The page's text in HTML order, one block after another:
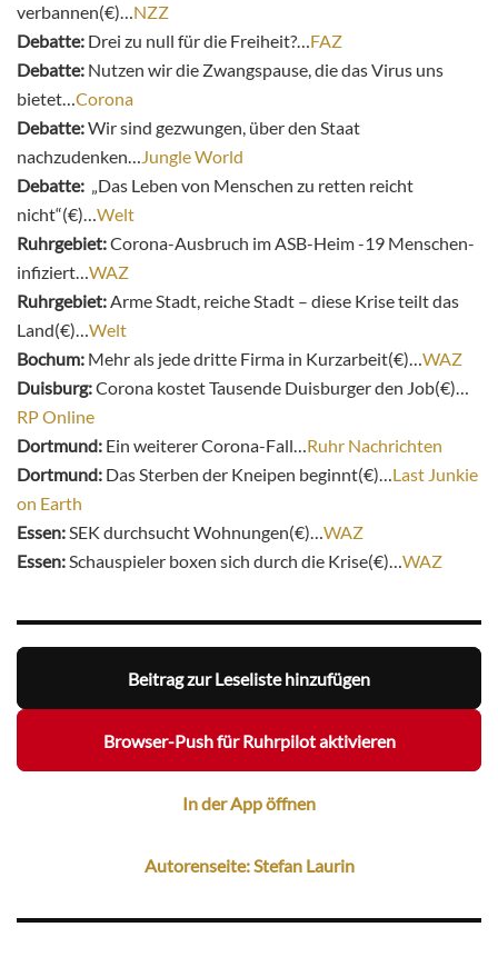
verbannen(€)…NZZ
Debatte: Drei zu null für die Freiheit?…FAZ
Debatte: Nutzen wir die Zwangspause, die das Virus uns
bietet…Corona
Debatte:Wir sind gezwungen, über den Staat
nachzudenken…Jungle World
Debatte: „Das Leben von Menschen zu retten reicht
nicht“(€)…Welt
Ruhrgebiet:Corona-Ausbruch im ASB-Heim -19 Menschen-
infiziert…WAZ
Ruhrgebiet:Arme Stadt, reiche Stadt – diese Krise teilt das
Land(€)…Welt
Bochum: Mehr als jede dritte Firma in Kurzarbeit(€)…WAZ
Duisburg:Corona kostet Tausende Duisburger den Job(€)…
RP Online
Dortmund: Ein weiterer Corona-Fall…Ruhr Nachrichten
Dortmund: Das Sterben der Kneipen beginnt(€)…Last Junkie
on Earth
Essen:SEK durchsucht Wohnungen(€)…WAZ
Essen:Schauspieler boxen sich durch die Krise(€)…WAZ
Beitrag zur Leseliste hinzufügen
Browser-Push für Ruhrpilot aktivieren
In der App öffnen
Autorenseite: Stefan Laurin